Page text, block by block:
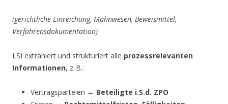
(gerichtliche Einreichung, Mahnwesen, Beweismittel,
Verfahrensdokumentation)
LSI extrahiert und strukturiert alle prozessrelevanten
Informationen, z. B.:
Vertragsparteien → Beteiligte i.S.d. ZPO